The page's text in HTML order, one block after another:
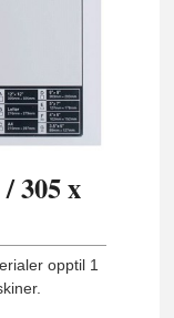
305 x
opptil 1